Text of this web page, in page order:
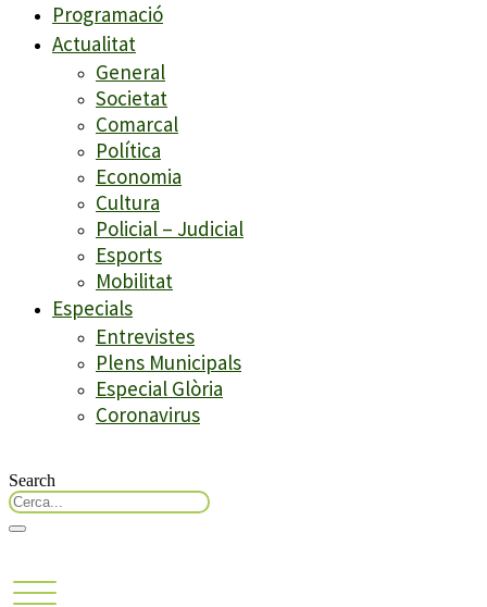
Programació
Actualitat
General
Societat
Comarcal
Política
Economia
Cultura
Policial – Judicial
Esports
Mobilitat
Especials
Entrevistes
Plens Municipals
Especial Glòria
Coronavirus
Search